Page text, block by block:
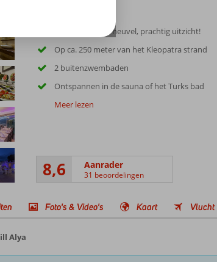
Gelegen op een heuvel, prachtig uitzicht!
Op ca. 250 meter van het Kleopatra strand
2 buitenzwembaden
Ontspannen in de sauna of het Turks bad
Meer lezen
8,6 Aanrader
31 beoordelingen
Foto's & Video's Kaart Vlucht
Alya